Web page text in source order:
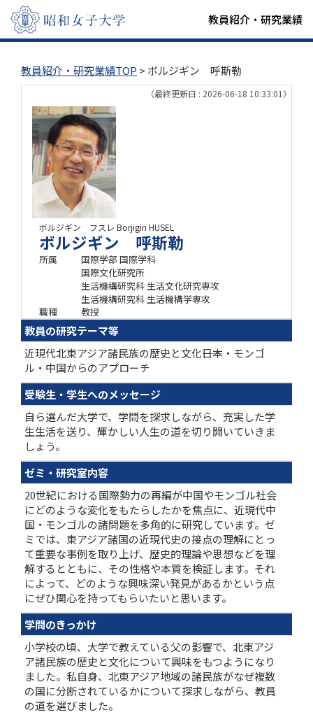
教員紹介・研究業績
教員紹介・研究業績TOP > ボルジギン 呼斯勒
（最終更新日 : 2026-06-18 10:33:01）
ボルジギン フスレ Borjigin HUSEL
ボルジギン 呼斯勒
所属
国際学部 国際学科
国際文化研究所
生活機構研究科 生活文化研究専攻
生活機構研究科 生活機構学専攻
職種
教授
教員の研究テーマ等
近現代北東アジア諸民族の歴史と文化――日本・モンゴ
ル・中国からのアプローチ
受験生・学生へのメッセージ
自ら選んだ大学で、学問を探求しながら、充実した学
生生活を送り、輝かしい人生の道を切り開いていきま
しょう。
ゼミ・研究室内容
20世紀における国際勢力の再編が中国やモンゴル社会
にどのような変化をもたらしたかを焦点に、近現代中
国・モンゴルの諸問題を多角的に研究しています。ゼ
ミでは、東アジア諸国の近現代史の接点の理解にとっ
て重要な事例を取り上げ、歴史的理論や思想などを理
解するとともに、その性格や本質を検証します。それ
によって、どのような興味深い発見があるかという点
にぜひ関心を持ってもらいたいと思います。
学問のきっかけ
小学校の頃、大学で教えている父の影響で、北東アジ
ア諸民族の歴史と文化について興味をもつようになり
ました。私自身、北東アジア地域の諸民族がなぜ複数
の国に分断されているかについて探求しながら、教員
の道を選びました。